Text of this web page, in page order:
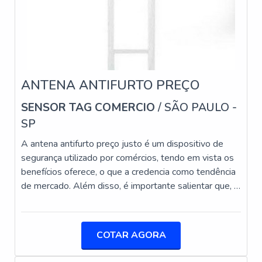
ANTENA ANTIFURTO PREÇO
SENSOR TAG COMERCIO / SÃO PAULO -
SP
A antena antifurto preço justo é um dispositivo de
segurança utilizado por comércios, tendo em vista os
benefícios oferece, o que a credencia como tendência
de mercado. Além disso, é importante salientar que, a
identificado como EAS (Electronic Article
Surveillance), que pode ser compreendido como
Vigilância Eletrônica de Artigos. MAIS
INFORMAÇÕES SOBRE OS BENEFÍCIOS DO
COTAR AGORA